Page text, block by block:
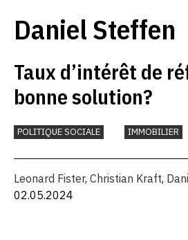
Daniel Steffen
Taux d’intérêt de
bonne solution?
POLITIQUE SOCIALE IMMOBILIER
Leonard Fister, Christian Kraft,
02.05.2024